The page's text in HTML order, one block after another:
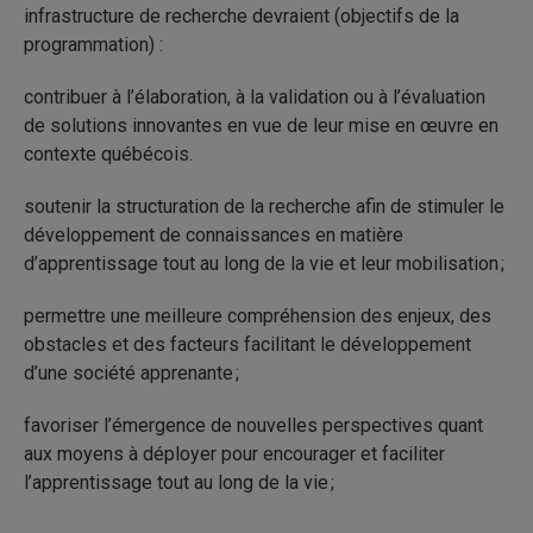
infrastructure de recherche devraient (objectifs de la
programmation) :
contribuer à l’élaboration, à la validation ou à l’évaluation
de solutions innovantes en vue de leur mise en œuvre en
contexte québécois.
soutenir la structuration de la recherche afin de stimuler le
développement de connaissances en matière
d’apprentissage tout au long de la vie et leur mobilisation ;
permettre une meilleure compréhension des enjeux, des
obstacles et des facteurs facilitant le développement
d’une société apprenante ;
favoriser l’émergence de nouvelles perspectives quant
aux moyens à déployer pour encourager et faciliter
l’apprentissage tout au long de la vie ;